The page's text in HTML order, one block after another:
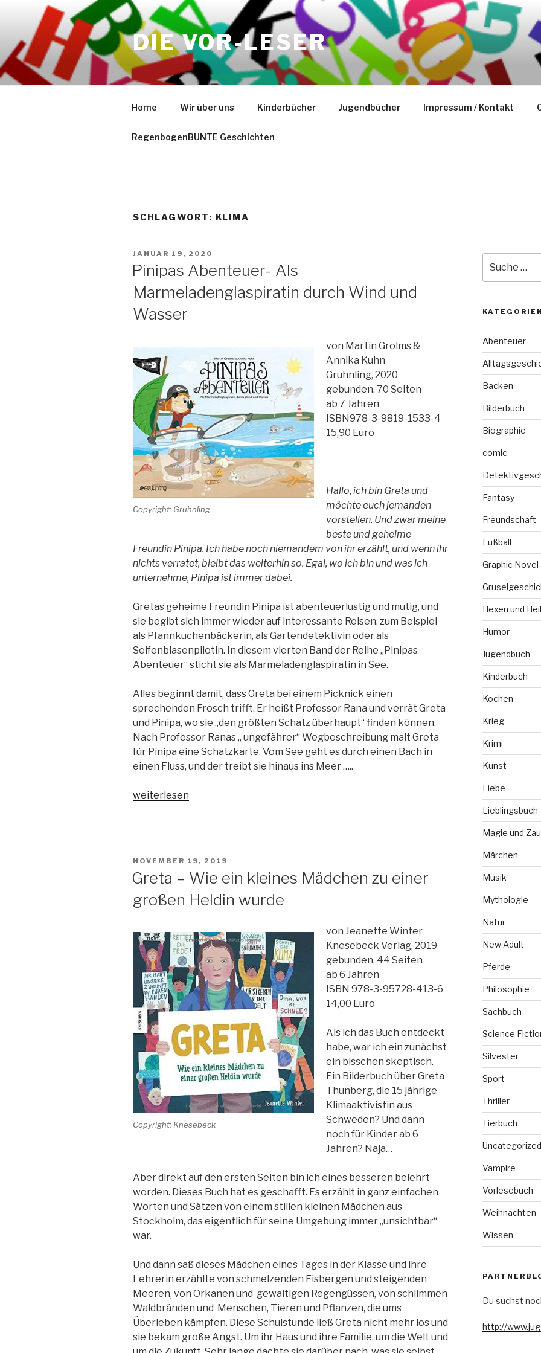
springen
DIE VOR-LESER
Home Wir über uns Kinderbücher Jugendbücher Impressum / Kontakt
RegenbogenBUNTE Geschichten
SCHLAGWORT: KLIMA
VERÖFFENTLICHT
JANUAR 19, 2020
Pinipas Abenteuer- Als
Marmeladenglaspiratin durch Wind und
Wasser
Copyright: Gruhnling
von Martin Grolms &
Annika Kuhn
Gruhnling, 2020
gebunden, 70 Seiten
ab 7 Jahren
ISBN978-3-9819-1533-4
15,90 Euro
Hallo, ich bin Greta und
möchte euch jemanden
vorstellen. Und zwar meine
beste und geheime
Freundin Pinipa. Ich habe noch niemandem von ihr erzählt, und wenn ihr
nichts verratet, bleibt das weiterhin so. Egal, wo ich bin und was ich
unternehme, Pinipa ist immer dabei.
Gretas geheime Freundin Pinipa ist abenteuerlustig und mutig, und
sie begibt sich immer wieder auf interessante Reisen, zum Beispiel
als Pfannkuchenbäckerin, als Gartendetektivin oder als
Seifenblasenpilotin. In diesem vierten Band der Reihe „Pinipas
Abenteuer“ sticht sie als Marmeladenglaspiratin in See.
Alles beginnt damit, dass Greta bei einem Picknick einen
sprechenden Frosch trifft. Er heißt Professor Rana und verrät Greta
und Pinipa, wo sie „den größten Schatz überhaupt“ finden können.
Nach Professor Ranas „ ungefährer“ Wegbeschreibung malt Greta
für Pinipa eine Schatzkarte. Vom See geht es durch einen Bach in
einen Fluss, und der treibt sie hinaus ins Meer …..
„Pinipas
Wind
und
Wasser“
weiterlesen
VERÖFFENTLICHT
NOVEMBER 19, 2019
Greta – Wie ein kleines Mädchen zu einer
großen Heldin wurde
Copyright: Knesebeck
von Jeanette Winter
Knesebeck Verlag, 2019
gebunden, 44 Seiten
ab 6 Jahren
ISBN 978-3-95728-413-6
14,00 Euro
Als ich das Buch entdeckt
habe, war ich ein zunächst
ein bisschen skeptisch.
Ein Bilderbuch über Greta
Thunberg, die 15 jährige
Klimaaktivistin aus
Schweden? Und dann
noch für Kinder ab 6
Jahren? Naja…
Aber direkt auf den ersten Seiten bin ich eines besseren belehrt
worden. Dieses Buch hat es geschafft. Es erzählt in ganz einfachen
Worten und Sätzen von einem stillen kleinen Mädchen aus
Stockholm, das eigentlich für seine Umgebung immer „unsichtbar“
war.
Und dann saß dieses Mädchen eines Tages in der Klasse und ihre
Lehrerin erzählte von schmelzenden Eisbergen und steigenden
Meeren, von Orkanen und gewaltigen Regengüssen, von schlimmen
Waldbränden und Menschen, Tieren und Pflanzen, die ums
Überleben kämpfen. Diese Schulstunde ließ Greta nicht mehr los und
sie bekam große Angst. Um ihr Haus und ihre Familie, um die Welt und
nach:
KATEGORIEN
Abenteuer
Backen
Bilderbuch
Biographie
comic
Fantasy
Freundschaft
Fußball
Graphic Novel
Hexen und
Humor
Jugendbuch
Kinderbuch
Kochen
Krieg
Krimi
Kunst
Liebe
Lieblingsbuch
Magie und
Märchen
Musik
Mythologie
Natur
New Adult
Pferde
Philosophie
Sachbuch
Science
Silvester
Sport
Thriller
Tierbuch
Uncategorized
Vampire
Vorlesebuch
Weihnachten
Wissen
Du suchst
http://